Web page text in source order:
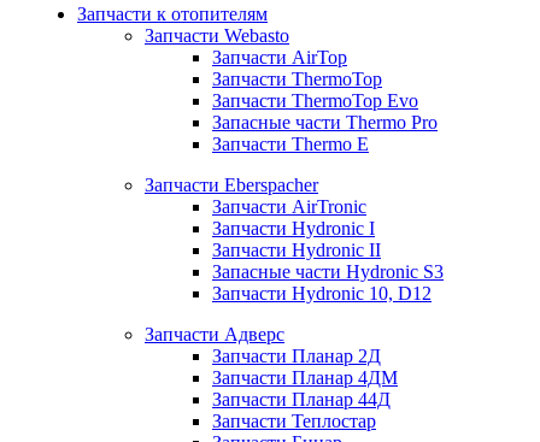
Запчасти к отопителям
Запчасти Webasto
Запчасти AirTop
Запчасти ThermoTop
Запчасти ThermoTop Evo
Запасные части Thermo Pro
Запчасти Thermo E
Запчасти Eberspacher
Запчасти AirTronic
Запчасти Hydronic I
Запчасти Hydronic II
Запасные части Hydronic S3
Запчасти Hydronic 10, D12
Запчасти Адверс
Запчасти Планар 2Д
Запчасти Планар 4ДМ
Запчасти Планар 44Д
Запчасти Теплостар